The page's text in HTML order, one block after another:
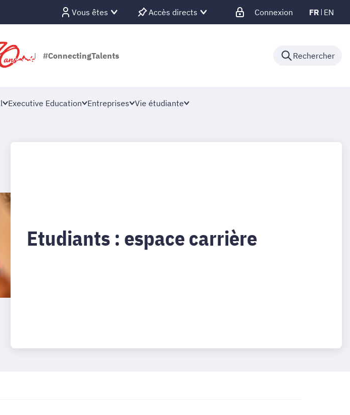
Vous êtes Accès directs Connexion FR EN
#ConnectingTalents Rechercher
Executive Education Entreprises Vie étudiante
Etudiants : espace carrière